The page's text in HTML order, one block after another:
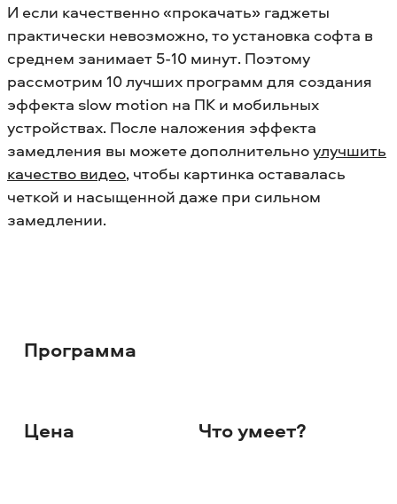
И если качественно «прокачать» гаджеты
практически невозможно, то установка софта в
среднем занимает 5-10 минут. Поэтому
рассмотрим 10 лучших программ для создания
эффекта slow motion на ПК и мобильных
устройствах. После наложения эффекта
замедления вы можете дополнительноулучшить
качество видео, чтобы картинка оставалась
четкой и насыщенной даже при сильном
замедлении.
Программа
Цена Что умеет?